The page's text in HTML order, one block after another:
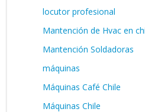
locutor profesional
Mantención de Hvac en
Mantención Soldadoras
máquinas
Máquinas Café Chile
Máquinas Chile